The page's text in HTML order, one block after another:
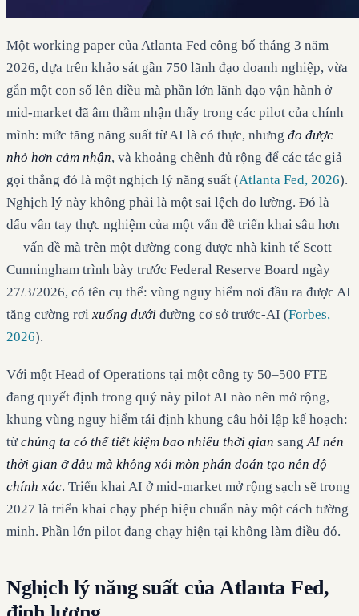
Một working paper của Atlanta Fed công bố tháng 3 năm
2026, dựa trên khảo sát gần 750 lãnh đạo doanh nghiệp, vừa
gắn một con số lên điều mà phần lớn lãnh đạo vận hành ở
mid-market đã âm thầm nhận thấy trong các pilot của chính
mình: mức tăng năng suất từ AI là có thực, nhưng đo được
nhỏ hơn cảm nhận, và khoảng chênh đủ rộng để các tác giả
gọi thẳng đó là một nghịch lý năng suất (Atlanta Fed, 2026).
Nghịch lý này không phải là một sai lệch đo lường. Đó là
dấu vân tay thực nghiệm của một vấn đề triển khai sâu hơn
— vấn đề mà trên một đường cong được nhà kinh tế Scott
Cunningham trình bày trước Federal Reserve Board ngày
27/3/2026, có tên cụ thể: vùng nguy hiểm nơi đầu ra được AI
tăng cường rơixuống dưới đường cơ sở trước-AI (Forbes,
2026).
Với một Head of Operations tại một công ty 50–500 FTE
đang quyết định trong quý này pilot AI nào nên mở rộng,
khung vùng nguy hiểm tái định khung câu hỏi lập kế hoạch:
từchúng ta có thể tiết kiệm bao nhiêu thời gian sang AI nén
thời gian ở đâu mà không xói mòn phán đoán tạo nên độ
chính xác. Triển khai AI ở mid-market mở rộng sạch sẽ trong
2027 là triển khai chạy phép hiệu chuẩn này một cách tường
minh. Phần lớn pilot đang chạy hiện tại không làm điều đó.
Nghịch lý năng suất của Atlanta Fed,